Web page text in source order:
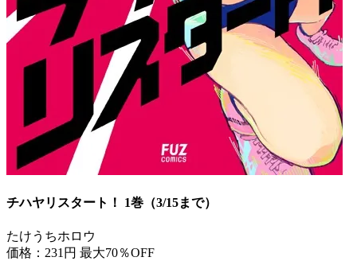
チハヤリスタート！ 1巻（3/15まで）
たけうちホロウ
価格：231円 最大70％OFF